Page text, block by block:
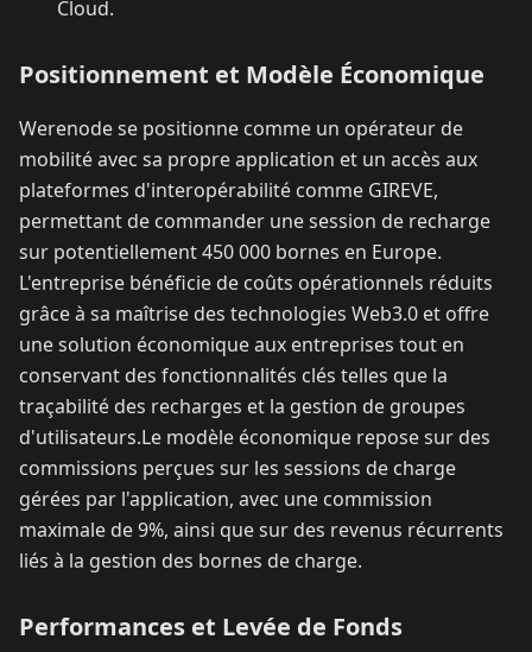
Cloud.​
Positionnement et Modèle Économique
Werenode se positionne comme un opérateur de
mobilité avec sa propre application et un accès aux
plateformes d'interopérabilité comme GIREVE,
permettant de commander une session de recharge
sur potentiellement 450 000 bornes en Europe.
L'entreprise bénéficie de coûts opérationnels réduits
grâce à sa maîtrise des technologies Web3.0 et offre
une solution économique aux entreprises tout en
conservant des fonctionnalités clés telles que la
traçabilité des recharges et la gestion de groupes
d'utilisateurs.​ Le modèle économique repose sur des
commissions perçues sur les sessions de charge
gérées par l'application, avec une commission
maximale de 9%, ainsi que sur des revenus récurrents
liés à la gestion des bornes de charge.​
Performances et Levée de Fonds